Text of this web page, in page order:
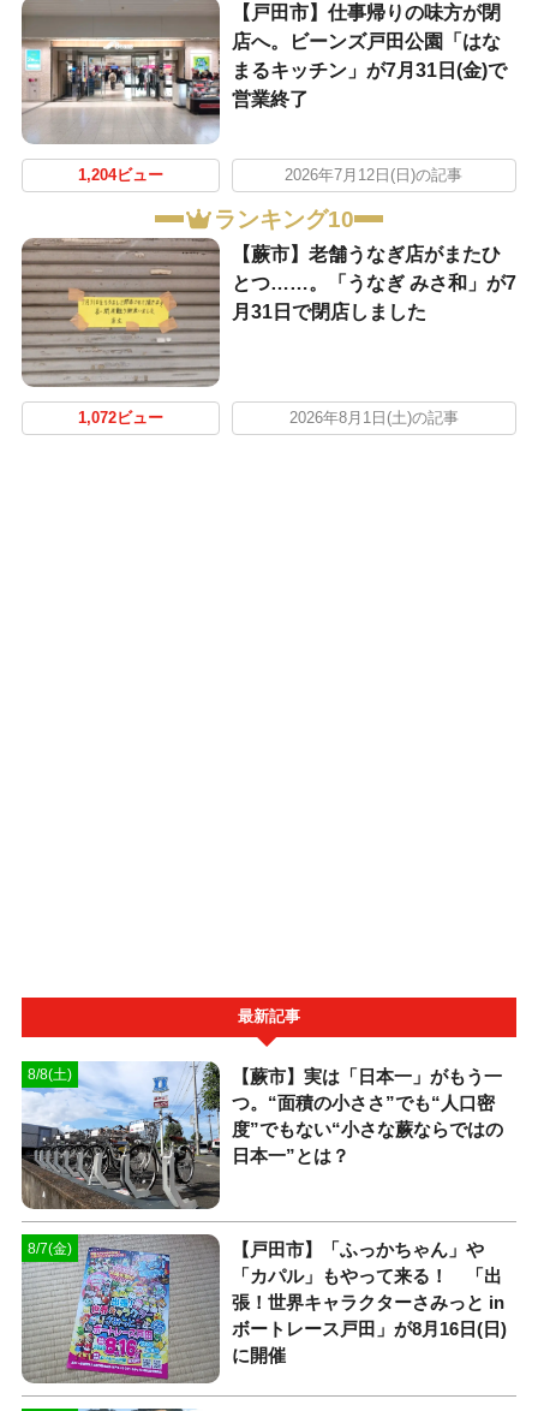
【戸田市】仕事帰りの味方が閉
店へ。ビーンズ戸田公園「はな
まるキッチン」が7月31日(金)で
営業終了
1,204ビュー 2026年7月12日(日)の記事
ランキング10
【蕨市】老舗うなぎ店がまたひ
とつ……。「うなぎ みさ和」が7
月31日で閉店しました
1,072ビュー 2026年8月1日(土)の記事
最新記事
8/8(土)
【蕨市】実は「日本一」がもう一
つ。“面積の小ささ”でも“人口密
度”でもない“小さな蕨ならではの
日本一”とは？
8/7(金)
【戸田市】「ふっかちゃん」や
「カパル」もやって来る！ 「出
張！世界キャラクターさみっと in
ボートレース戸田」が8月16日(日)
に開催